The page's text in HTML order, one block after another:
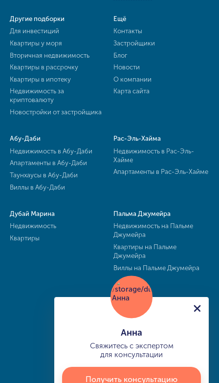
Другие подборки
Для инвестиций
Квартиры у моря
Вторичная недвижимость
Квартиры в рассрочку
Квартиры в ипотеку
Недвижимость за
криптовалюту
Новостройки от застройщика
Ещё
Контакты
Застройщики
Блог
Новости
О компании
Карта сайта
Абу-Даби
Недвижимость в Абу-Даби
Апартаменты в Абу-Даби
Таунхаусы в Абу-Даби
Виллы в Абу-Даби
Рас-Эль-Хайма
Недвижимость в Рас-Эль-
Хайме
Апартаменты в Рас-Эль-Хайме
Дубай Марина
Недвижимость
Квартиры
Пальма Джумейра
Недвижимость на Пальме
Джумейра
Квартиры на Пальме
Джумейра
Виллы на Пальме Джумейра
Анна
Свяжитесь с экспертом
для консультации
Получить консультацию